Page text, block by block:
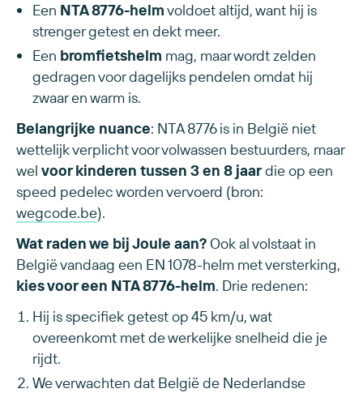
Een NTA 8776-helmvoldoet altijd, want hij is
strenger getest en dekt meer.
Een bromfietshelm mag, maar wordt zelden
gedragen voor dagelijks pendelen omdat hij
zwaar en warm is.
Belangrijke nuance: NTA 8776 is in België niet
wettelijk verplicht voor volwassen bestuurders, maar
wel voor kinderen tussen 3 en 8 jaardie op een
speed pedelec worden vervoerd (bron:
wegcode.be).
Wat raden we bij Joule aan? Ook al volstaat in
België vandaag een EN 1078-helm met versterking,
kies voor een NTA 8776-helm. Drie redenen:
Hij is specifiek getest op 45 km/u, wat
overeenkomt met de werkelijke snelheid die je
rijdt.
We verwachten dat België de Nederlandse